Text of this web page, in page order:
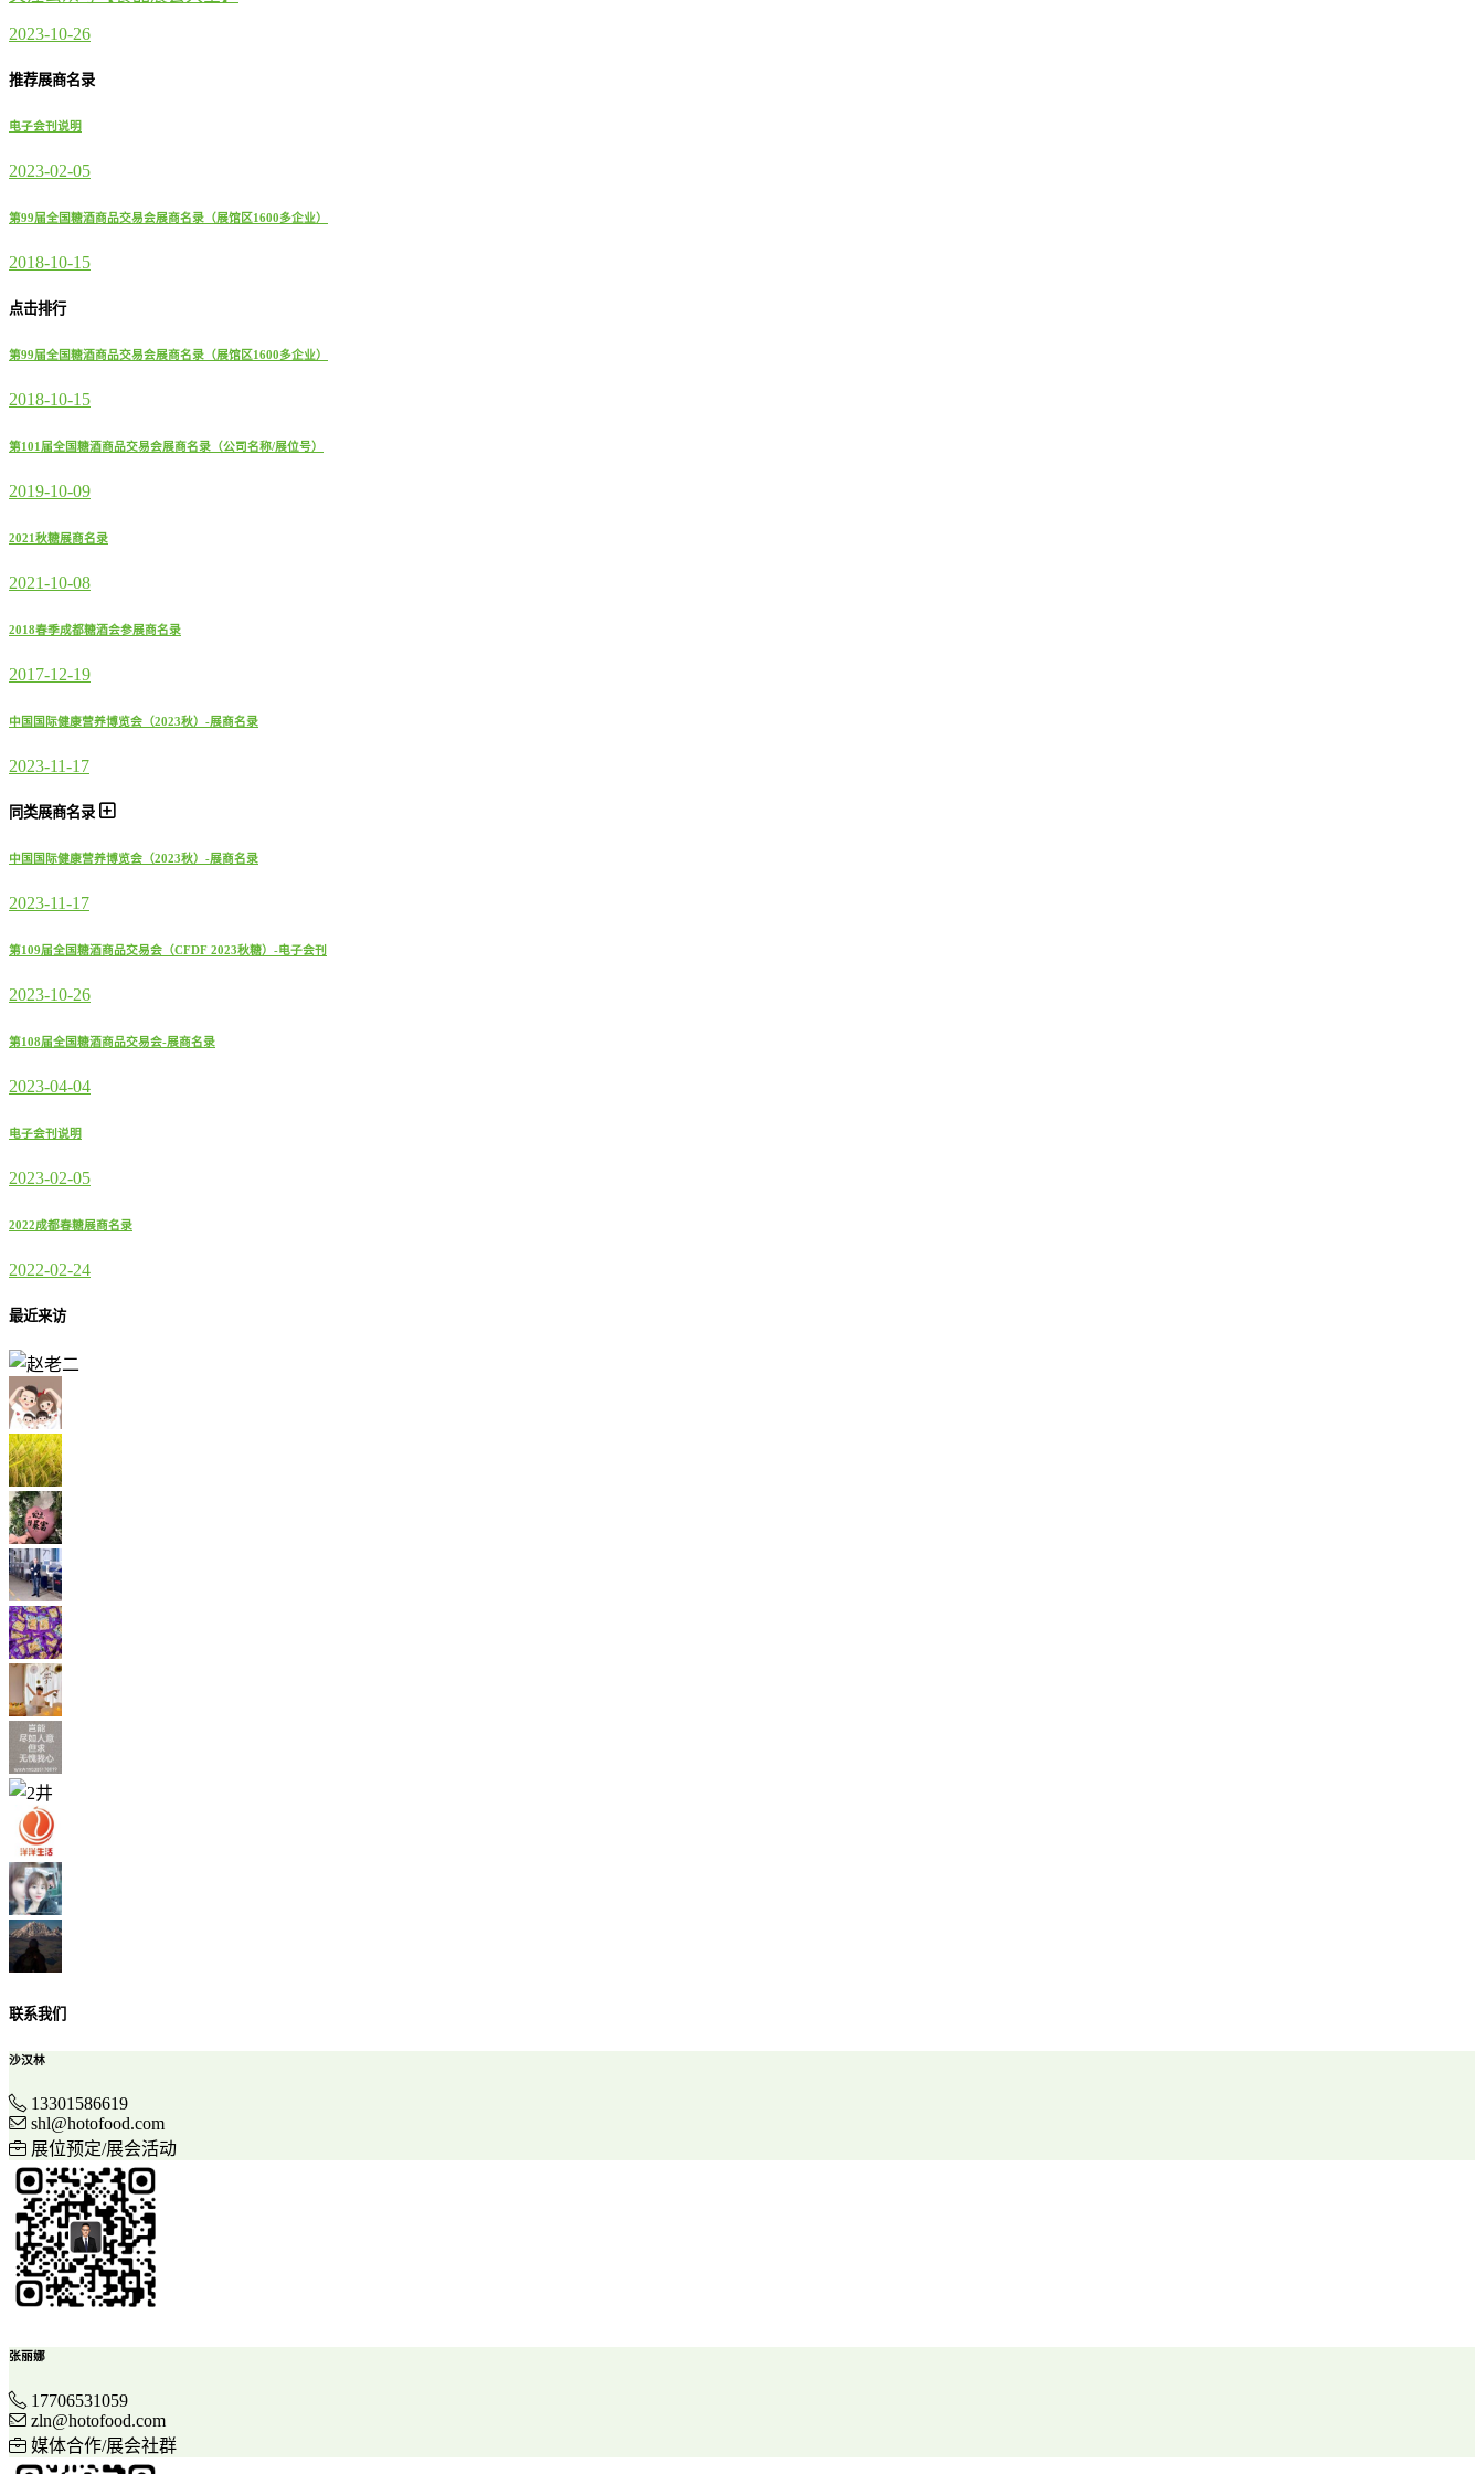
2023-10-26
推荐展商名录
电子会刊说明
2023-02-05
第99届全国糖酒商品交易会展商名录（展馆区1600多企业）
2018-10-15
点击排行
第99届全国糖酒商品交易会展商名录（展馆区1600多企业）
2018-10-15
第101届全国糖酒商品交易会展商名录（公司名称/展位号）
2019-10-09
2021秋糖展商名录
2021-10-08
2018春季成都糖酒会参展商名录
2017-12-19
中国国际健康营养博览会（2023秋）-展商名录
2023-11-17
同类展商名录
中国国际健康营养博览会（2023秋）-展商名录
2023-11-17
第109届全国糖酒商品交易会（CFDF 2023秋糖）-电子会刊
2023-10-26
第108届全国糖酒商品交易会-展商名录
2023-04-04
电子会刊说明
2023-02-05
2022成都春糖展商名录
2022-02-24
最近来访
联系我们
沙汉林
13301586619
shl@hotofood.com
展位预定/展会活动
张丽娜
17706531059
zln@hotofood.com
媒体合作/展会社群